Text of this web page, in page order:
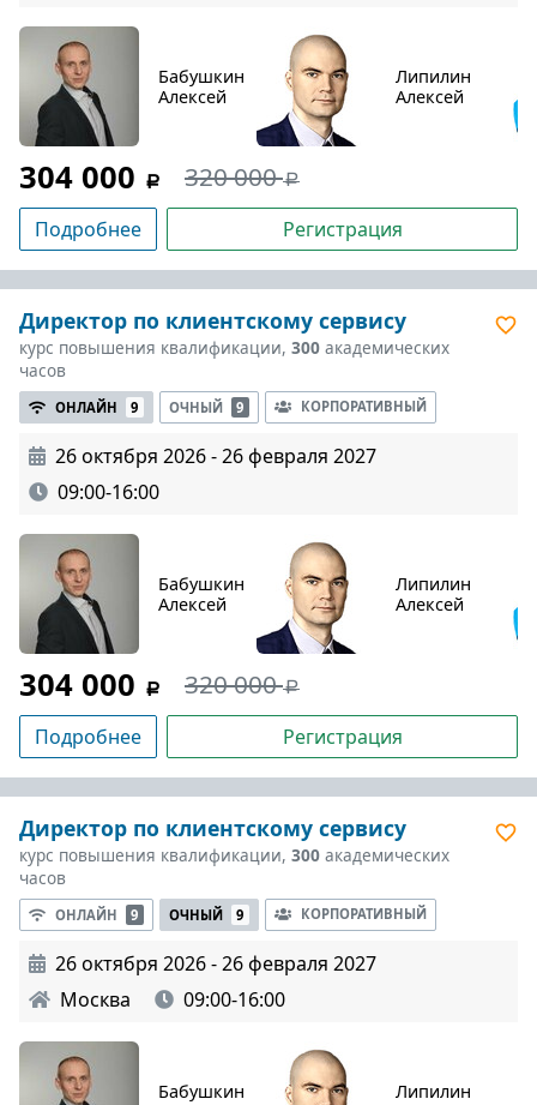
Бабушкин
Алексей
Липилин
Алексей
304 000 320 000
Подробнее Регистрация
Директор по клиентскому сервису
курс повышения квалификации, 300 академических
часов
ОНЛАЙН 9 ОЧНЫЙ 9 КОРПОРАТИВНЫЙ
26 октября 2026 - 26 февраля 2027
09:00-16:00
Бабушкин
Алексей
Липилин
Алексей
304 000 320 000
Подробнее Регистрация
Директор по клиентскому сервису
курс повышения квалификации, 300 академических
часов
ОНЛАЙН 9 ОЧНЫЙ 9 КОРПОРАТИВНЫЙ
26 октября 2026 - 26 февраля 2027
Москва
09:00-16:00
Бабушкин
Липилин